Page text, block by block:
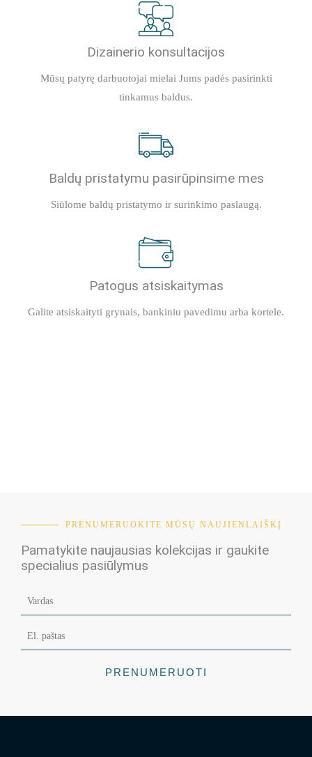
Dizainerio konsultacijos
Mūsų patyrę darbuotojai mielai Jums padės pasirinkti
tinkamus baldus.
Baldų pristatymu pasirūpinsime mes
Siūlome baldų pristatymo ir surinkimo paslaugą.
Patogus atsiskaitymas
Galite atsiskaityti grynais, bankiniu pavedimu arba kortele.
PRENUMERUOKITE MŪSŲ NAUJIENLAIŠKĮ
Pamatykite naujausias kolekcijas ir gaukite
specialius pasiūlymus
PRENUMERUOTI